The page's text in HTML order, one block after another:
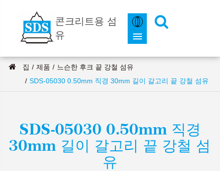
콘크리트용 섬
유
집 제품
느슨한 후크 끝 강철 섬유
SDS-05030 0.50mm 직경 30mm 길이 갈고리 끝 강철 섬유
SDS-05030 0.50mm 직경
30mm 길이 갈고리 끝 강철 섬
유